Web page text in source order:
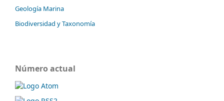
Geología Marina
Biodiversidad y Taxonomía
Número actual